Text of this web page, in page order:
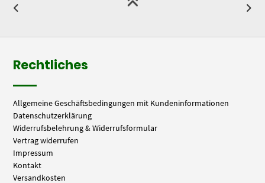
Rechtliches
Allgemeine Geschäftsbedingungen mit Kundeninformationen
Datenschutzerklärung
Widerrufsbelehrung & Widerrufsformular
Vertrag widerrufen
Impressum
Kontakt
Versandkosten